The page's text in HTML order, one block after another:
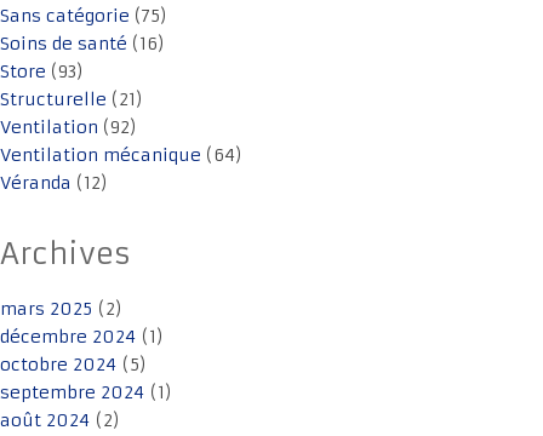
Sans catégorie (75)
Soins de santé (16)
Store (93)
Structurelle (21)
Ventilation (92)
Ventilation mécanique (64)
Véranda (12)
Archives
mars 2025 (2)
décembre 2024 (1)
octobre 2024 (5)
septembre 2024 (1)
août 2024 (2)